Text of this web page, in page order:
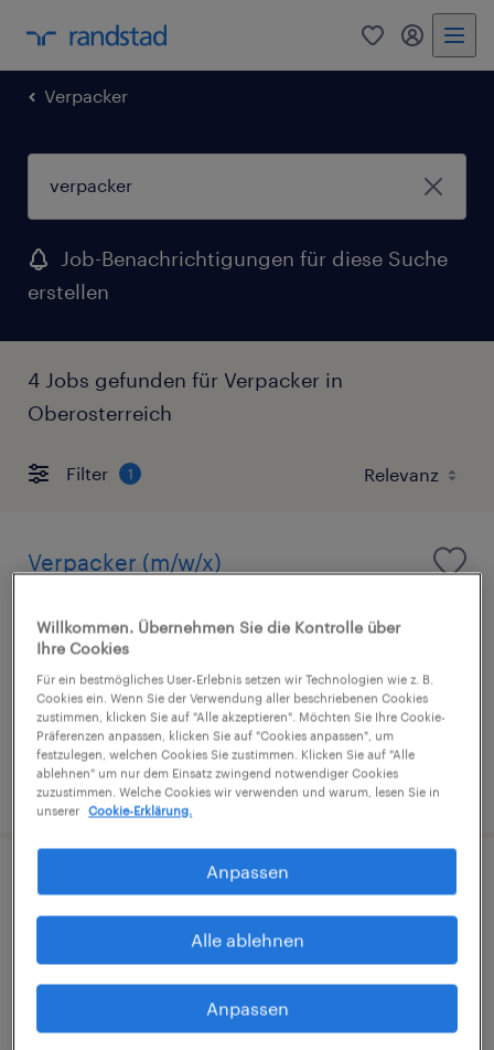
0 Mein
Verpacker
Job-Benachrichtigungen für diese Suche
erstellen
4 Jobs gefunden für Verpacker in
Oberosterreich
Filter 1
Verpacker (m/w/x)
Wels, Oberosterreich
Festanstellung
€13.90 pro stunde
veröffentlicht am 22. Juni 2026
Verlader & Verpacker (m/w/d)
Linz, Oberosterreich
€2,880 pro monat, Überzahlung möglich
Willkommen. Übernehmen Sie die Kontrolle über
Ihre Cookies
Für ein bestmögliches User-Erlebnis setzen wir Technologien wie z. B.
Cookies ein. Wenn Sie der Verwendung aller beschriebenen Cookies
zustimmen, klicken Sie auf "Alle akzeptieren". Möchten Sie Ihre Cookie-
Präferenzen anpassen, klicken Sie auf "Cookies anpassen", um
festzulegen, welchen Cookies Sie zustimmen. Klicken Sie auf "Alle
ablehnen" um nur dem Einsatz zwingend notwendiger Cookies
zuzustimmen. Welche Cookies wir verwenden und warum, lesen Sie in
unserer
Cookie-Erklärung.
Anpassen
Alle ablehnen
Anpassen